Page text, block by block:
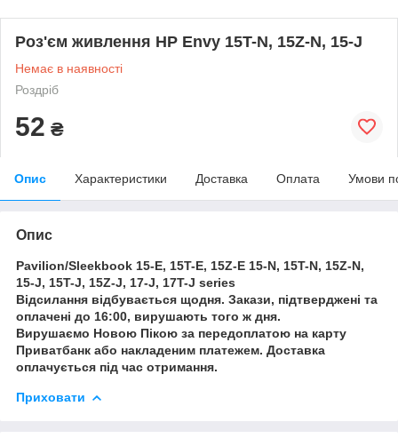
Роз'єм живлення HP Envy 15T-N, 15Z-N, 15-J
Немає в наявності
Роздріб
52 ₴
Опис Характеристики Доставка Оплата Умови
Опис
Pavilion/Sleekbook 15-E, 15T-E, 15Z-E 15-N, 15T-N, 15Z-N,
15-J, 15T-J, 15Z-J, 17-J, 17T-J series
Відсилання відбувається щодня. Закази, підтверджені та
оплачені до 16:00, вирушають того ж дня.
Вирушаємо Новою Пікою за передоплатою на карту
Приватбанк або накладеним платежем. Доставка
оплачується під час отримання.
Приховати